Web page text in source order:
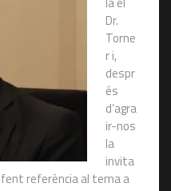
Dr.
Torne
r i,
despr
és
d’agra
ir-nos
la
invita
fent referència al tema a